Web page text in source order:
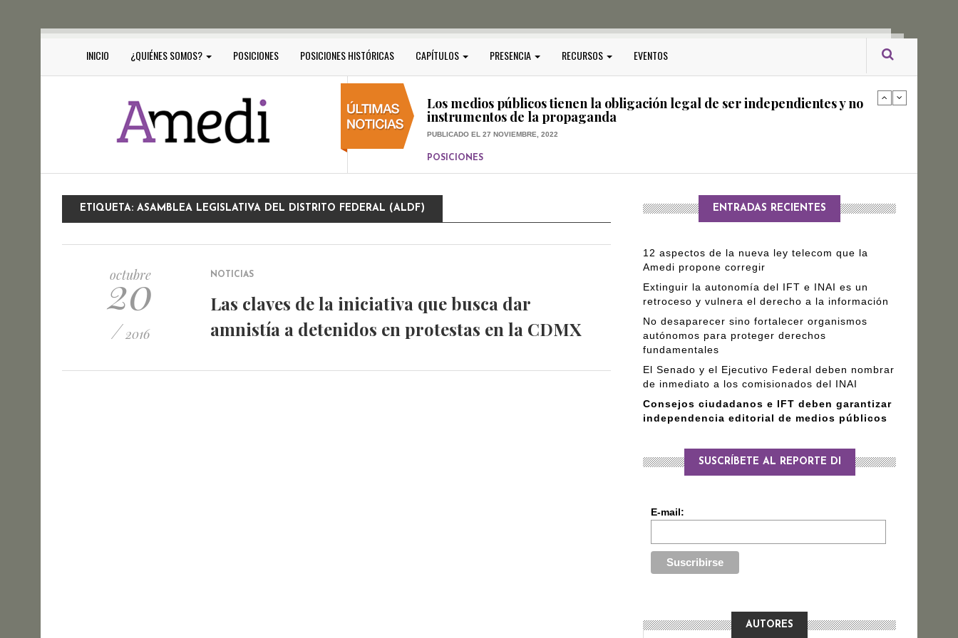
INICIO ¿QUIÉNES SOMOS? POSICIONES POSICIONES HISTÓRICAS CAPÍTULOS PRESENCIA RECURSOS EVENTOS
PUBLICADO EL 17 DICIEMBRE, 2022
Los medios públicos tienen la obligación legal de ser independientes y no
instrumentos de la propaganda
PUBLICADO EL 27 NOVIEMBRE, 2022
POSICIONES
Consejos ciudadanos e IFT deben garantizar independencia editorial de
ETIQUETA: ASAMBLEA LEGISLATIVA DEL DISTRITO FEDERAL (ALDF)
octubre
20
/ 2016
NOTICIAS
Las claves de la iniciativa que busca dar
amnistía a detenidos en protestas en la CDMX
ENTRADAS RECIENTES
12 aspectos de la nueva ley telecom que la
Amedi propone corregir
Extinguir la autonomía del IFT e INAI es un
retroceso y vulnera el derecho a la información
No desaparecer sino fortalecer organismos
autónomos para proteger derechos
fundamentales
El Senado y el Ejecutivo Federal deben nombrar
de inmediato a los comisionados del INAI
Consejos ciudadanos e IFT deben garantizar
independencia editorial de medios públicos
SUSCRÍBETE AL REPORTE DI
E-mail:
AUTORES